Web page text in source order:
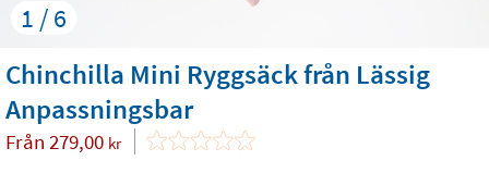
1 / 6
Chinchilla Mini Ryggsäck från Lässig
Anpassningsbar
Från 279,00 kr